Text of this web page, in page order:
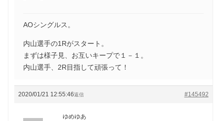
AOシングルス。
内山選手の1Rがスタート。
まずは様子見、お互いキープで１－１。
内山選手、2R目指して頑張って！
2020/01/21 12:55:46 #145492
返信
ゆめゆあ